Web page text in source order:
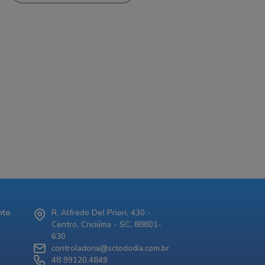
R. Alfredo Del Priori, 430 -
Centro, Criciúma - SC, 88801-
630
controladoria@sctododia.com.br
48 99120.4849